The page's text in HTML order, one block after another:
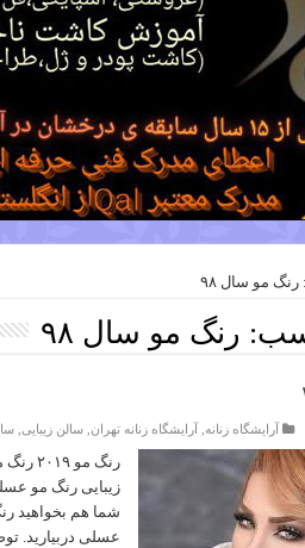
مو سال ۹۸
رنگ مو سال ۹۸
آرایشگاه زنانه ,آرایشگاه زنانه تهران ,سالن زیبایی ,
زیبایی رنگ مو
شما هم بخواهید
عسلی دربیارید.